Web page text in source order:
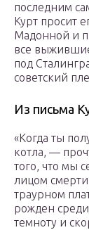
последним
Курт просит
Мадонной и
все
под
советский
Из письма
«Когда ты
котла, —
того, что мы
лицом
траурном
рожден
темноту и